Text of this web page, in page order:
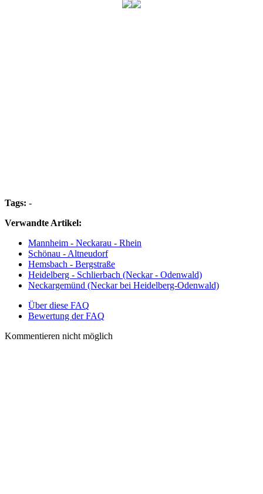
Tags: -
Verwandte Artikel:
Mannheim - Neckarau - Rhein
Schönau - Altneudorf
Hemsbach - Bergstraße
Heidelberg - Schlierbach (Neckar - Odenwald)
Neckargemünd (Neckar bei Heidelberg-Odenwald)
Über diese FAQ
Bewertung der FAQ
Kommentieren nicht möglich